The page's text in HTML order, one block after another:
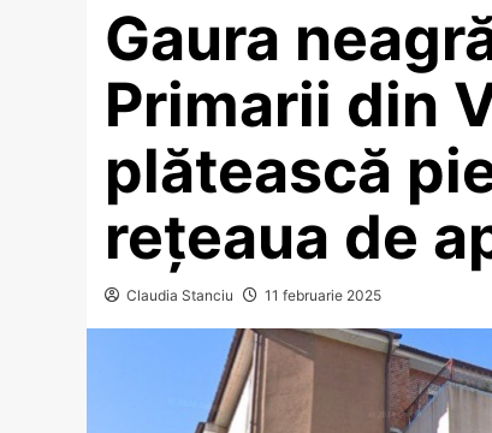
Gaura
Primarii din
plătească
rețeaua de
Claudia Stanciu 11 februarie 2025